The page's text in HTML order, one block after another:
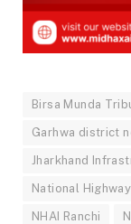
Birsa Munda
Garhwa district
Jharkhand
National
NHAI Ranchi